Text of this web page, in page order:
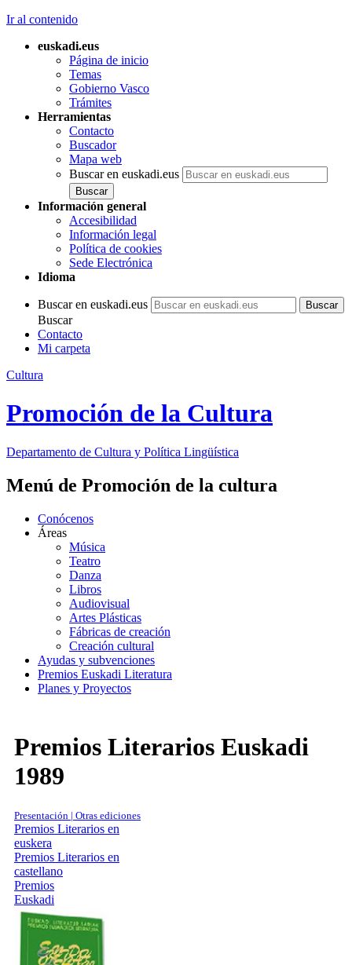
Ir al contenido
euskadi.eus
Página de inicio
Temas
Gobierno Vasco
Trámites
Herramientas
Contacto
Buscador
Mapa web
Buscar en euskadi.eus
Información general
Accesibilidad
Información legal
Política de cookies
Sede Electrónica
Idioma
Buscar en euskadi.eus
Buscar
Contacto
Mi carpeta
Cultura
Promoción de la Cultura
Departamento de Cultura y Política Lingüística
Menú de Promoción de la cultura
Conócenos
Áreas
Música
Teatro
Danza
Libros
Audiovisual
Artes Plásticas
Fábricas de creación
Creación cultural
Ayudas y subvenciones
Premios Euskadi Literatura
Planes y Proyectos
Premios Literarios Euskadi
1989
Presentación | Otras ediciones
Premios Literarios en
euskera
Premios Literarios en
castellano
Premios
Euskadi